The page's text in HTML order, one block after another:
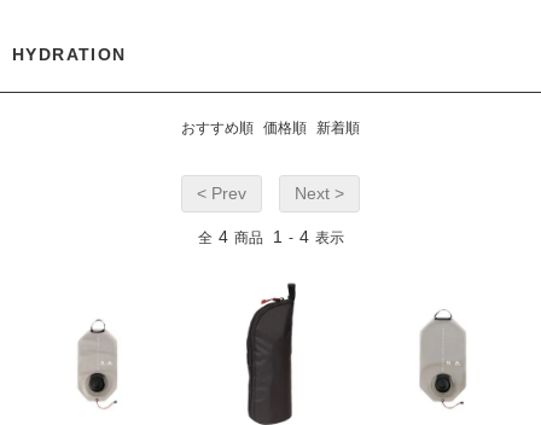
HYDRATION
おすすめ順 価格順 新着順
< Prev Next >
全 4 商品 1 - 4 表示